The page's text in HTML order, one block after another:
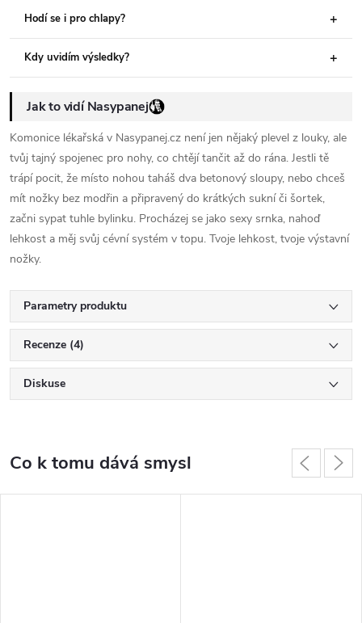
Hodí se i pro chlapy?
Kdy uvidím výsledky?
Jak to vidí Nasypanej
Komonice lékařská v Nasypanej.cz není jen nějaký plevel z louky, ale
tvůj tajný spojenec pro nohy, co chtějí tančit až do rána. Jestli tě
trápí pocit, že místo nohou taháš dva betonový sloupy, nebo chceš
mít nožky bez modřin a připravený do krátkých sukní či šortek,
začni sypat tuhle bylinku. Procházej se jako sexy srnka, nahoď
lehkost a měj svůj cévní systém v topu. Tvoje lehkost, tvoje výstavní
nožky.
Parametry produktu
Recenze (4)
Diskuse
Co k tomu dává smysl